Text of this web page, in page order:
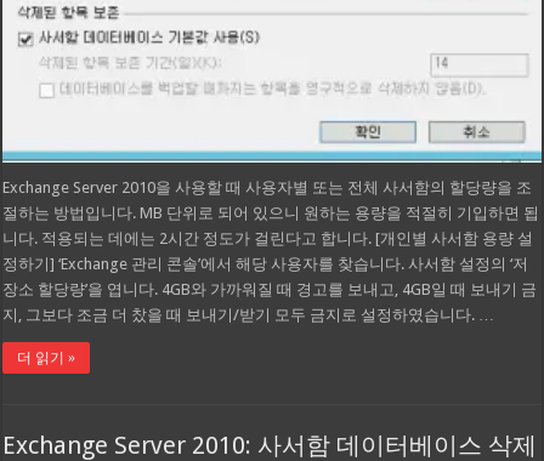
Exchange Server 2010을 사용할 때 사용자별 또는 전체 사서함의 할당량을 조
절하는 방법입니다. MB 단위로 되어 있으니 원하는 용량을 적절히 기입하면 됩
니다. 적용되는 데에는 2시간 정도가 걸린다고 합니다. [개인별 사서함 용량 설
정하기] ‘Exchange 관리 콘솔’에서 해당 사용자를 찾습니다. 사서함 설정의 ‘저
장소 할당량’을 엽니다. 4GB와 가까워질 때 경고를 보내고, 4GB일 때 보내기 금
지, 그보다 조금 더 찼을 때 보내기/받기 모두 금지로 설정하였습니다. …
더 읽기 »
Exchange Server 2010: 사서함 데이터베이스 삭제